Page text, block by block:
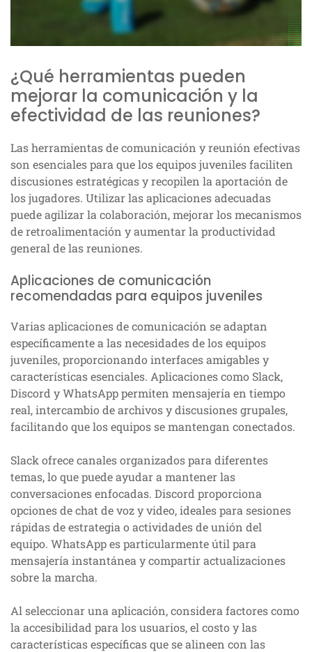
¿Qué herramientas pueden
mejorar la comunicación y la
efectividad de las reuniones?
Las herramientas de comunicación y reunión efectivas
son esenciales para que los equipos juveniles faciliten
discusiones estratégicas y recopilen la aportación de
los jugadores. Utilizar las aplicaciones adecuadas
puede agilizar la colaboración, mejorar los mecanismos
de retroalimentación y aumentar la productividad
general de las reuniones.
Aplicaciones de comunicación
recomendadas para equipos juveniles
Varias aplicaciones de comunicación se adaptan
específicamente a las necesidades de los equipos
juveniles, proporcionando interfaces amigables y
características esenciales. Aplicaciones como Slack,
Discord y WhatsApp permiten mensajería en tiempo
real, intercambio de archivos y discusiones grupales,
facilitando que los equipos se mantengan conectados.
Slack ofrece canales organizados para diferentes
temas, lo que puede ayudar a mantener las
conversaciones enfocadas. Discord proporciona
opciones de chat de voz y video, ideales para sesiones
rápidas de estrategia o actividades de unión del
equipo. WhatsApp es particularmente útil para
mensajería instantánea y compartir actualizaciones
sobre la marcha.
Al seleccionar una aplicación, considera factores como
la accesibilidad para los usuarios, el costo y las
características específicas que se alineen con las